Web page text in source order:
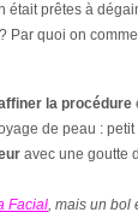
prêtes à
quoi on
la procédure
de peau : petit
avec une goutte
Facial, mais un bol